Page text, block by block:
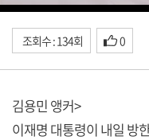
조회수 : 134회 0
김용민 앵커>
이재명 대통령이 내일 방